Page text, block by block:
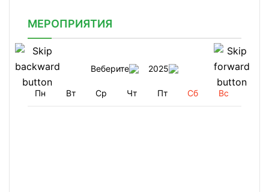
МЕРОПРИЯТИЯ
Веберите 2025
Пн Вт Ср Чт Пт Сб Вс